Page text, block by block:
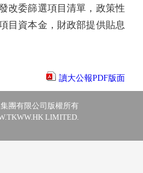
改委篩選項目清單，政策性
目資本金，財政部提供貼息
讀大公報PDF版面
團有限公司版權所有
LIMITED.